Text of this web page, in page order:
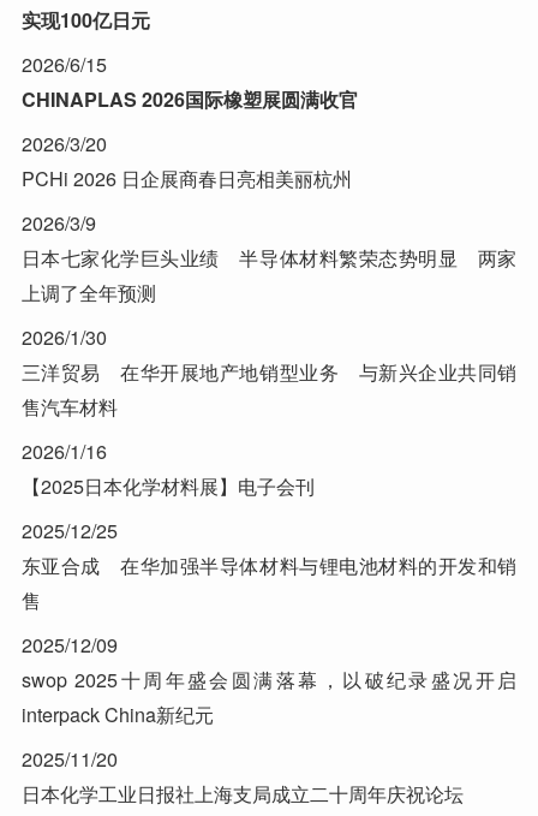
实现100亿日元
2026/6/15
CHINAPLAS 2026国际橡塑展圆满收官
2026/3/20
PCHi 2026 日企展商春日亮相美丽杭州
2026/3/9
日本七家化学巨头业绩 半导体材料繁荣态势明显 两家
上调了全年预测
2026/1/30
三洋贸易 在华开展地产地销型业务 与新兴企业共同销
售汽车材料
2026/1/16
【2025日本化学材料展】电子会刊
2025/12/25
东亚合成 在华加强半导体材料与锂电池材料的开发和销
售
2025/12/09
swop 2025十周年盛会圆满落幕，以破纪录盛况开启
interpack China新纪元
2025/11/20
日本化学工业日报社上海支局成立二十周年庆祝论坛